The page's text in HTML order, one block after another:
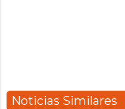
Noticias Similares